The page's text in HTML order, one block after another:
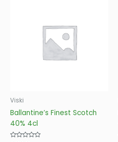
Viski
Ballantine’s Finest Scotch
40% 4cl